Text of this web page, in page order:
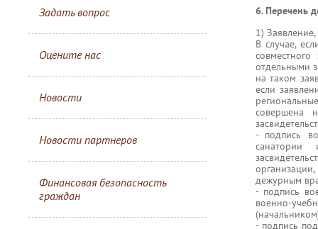
Задать вопрос
Оцените нас
Новости
Новости партнеров
Финансовая безопасность
граждан
6. Перечень
1)
В случае,
отдельными
на таком
если
совершена
- подпись
санатории
дежурным
- подпись
военно-
- подпись